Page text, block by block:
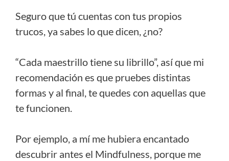
Seguro que tú cuentas con tus propios
trucos, ya sabes lo que dicen, ¿no?
“Cada maestrillo tiene su librillo”, así que mi
recomendación es que pruebes distintas
formas y al final, te quedes con aquellas que
te funcionen.
Por ejemplo, a mí me hubiera encantado
descubrir antes el Mindfulness, porque me